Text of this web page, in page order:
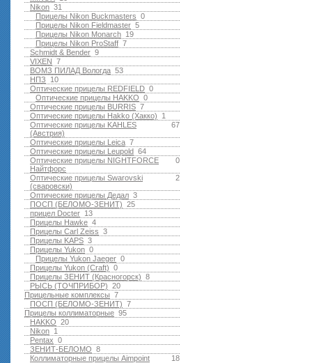
31
Nikon
0
Прицелы Nikon Buckmasters
5
Прицелы Nikon Fieldmaster
19
Прицелы Nikon Monarch
7
Прицелы Nikon ProStaff
9
Schmidt & Bender
7
VIXEN
53
ВОМЗ ПИЛАД Вологда
10
НПЗ
0
Оптические прицелы REDFIELD
0
Оптические прицелы HAKKO
7
Оптические прицелы BURRIS
1
Оптические прицелы Hakko (Хакко)
67
Оптические прицелы KAHLES
(Австрия)
7
Оптические прицелы Leica
64
Оптические прицелы Leupold
0
Оптические прицелы NIGHTFORCE
Найтфорс
2
Оптические прицелы Swarovski
(сваровски)
3
Оптические прицелы Дедал
25
ПОСП (БЕЛОМО-ЗЕНИТ)
13
прицел Docter
4
Прицелы Hawke
3
Прицелы Carl Zeiss
3
Прицелы KAPS
0
Прицелы Yukon
0
Прицелы Yukon Jaeger
0
Прицелы Yukon (Craft)
8
Прицелы ЗЕНИТ (Красногорск)
20
РЫСЬ (ТОЧПРИБОР)
7
Прицельные комплексы
7
ПОСП (БЕЛОМО-ЗЕНИТ)
95
Прицелы коллиматорные
20
HAKKO
1
Nikon
0
Pentax
8
ЗЕНИТ-БЕЛОМО
18
Коллиматорные прицелы Aimpoint